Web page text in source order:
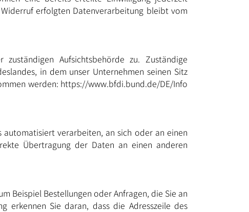
erfolgten Datenverarbeitung bleibt vom
Aufsichtsbehörde zu. Zuständige
in dem unser Unternehmen seinen Sitz
werden: https://www.bfdi.bund.de/DE/Info
automatisiert verarbeiten, an sich oder an einen
Übertragung der Daten an einen anderen
Beispiel Bestellungen oder Anfragen, die Sie an
erkennen Sie daran, dass die Adresszeile des